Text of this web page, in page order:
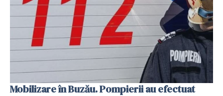
Mobilizare în Buzău. Pompierii au efectuat